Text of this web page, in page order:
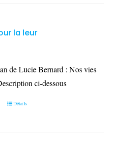
la leur
de Lucie Bernard : Nos vies
ci-dessous
Détails